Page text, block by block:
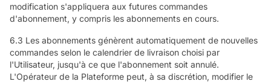
modification s'appliquera aux futures commandes
d'abonnement, y compris les abonnements en cours.
6.3 Les abonnements génèrent automatiquement de nouvelles
commandes selon le calendrier de livraison choisi par
l'Utilisateur, jusqu'à ce que l'abonnement soit annulé.
L'Opérateur de la Plateforme peut, à sa discrétion, modifier le